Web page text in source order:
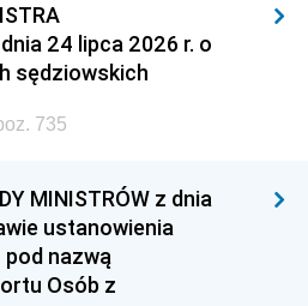
24 lipca 2026 r. o
sędziowskich
735
MINISTRÓW z dnia
ustanowienia
nazwą
Osób z